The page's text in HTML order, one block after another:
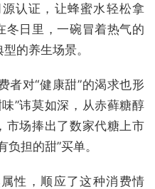
认证，让蜂蜜水轻松拿
冬日里，一碗冒着热气的
的养生场景。
者对“健康甜”的渴求也形
”讳莫如深，从赤藓糖醇
市场捧出了数家代糖上市
担的甜”买单。
性，顺应了这种消费情